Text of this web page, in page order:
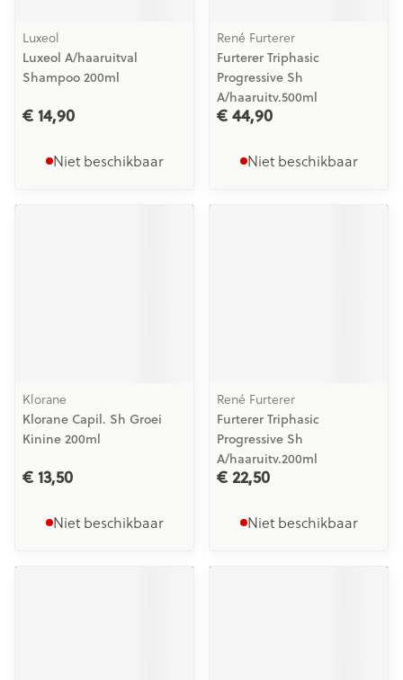
Luxeol
Luxeol A/haaruitval
Shampoo 200ml
€ 14,90
Niet beschikbaar
René Furterer
Furterer Triphasic
Progressive Sh
A/haaruitv.500ml
€ 44,90
Niet beschikbaar
Klorane
Klorane Capil. Sh Groei
Kinine 200ml
€ 13,50
Niet beschikbaar
René Furterer
Furterer Triphasic
Progressive Sh
A/haaruitv.200ml
€ 22,50
Niet beschikbaar